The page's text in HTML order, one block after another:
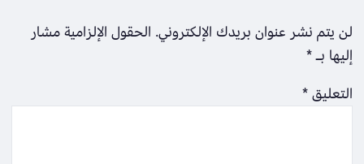
لن يتم نشر عنوان بريدك الإلكتروني. الحقول الإلزامية مشار
إليها بـ*
التعليق*